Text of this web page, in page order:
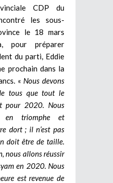
CDP du
les sous-
le 18 mars
pour préparer
du parti, Eddie
prochain dans la
« Nous devons
tous que tout le
pour 2020. Nous
en triomphe et
dort ; il n’est pas
doit être de taille.
nous allons réussir
en 2020. Nous
est revenue de